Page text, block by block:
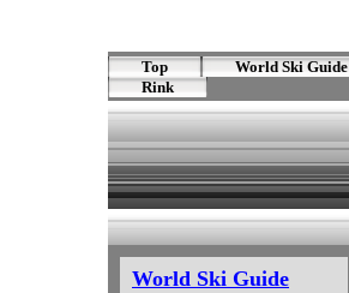
Top World Ski Guide
Rink
World Ski Guide